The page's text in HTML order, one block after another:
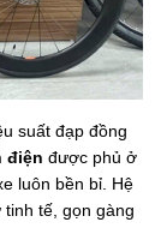
suất đạp đồng
điện được phủ ở
luôn bền bỉ. Hệ
tế, gọn gàng